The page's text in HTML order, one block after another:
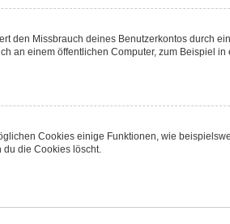
den Missbrauch deines Benutzerkontos durch
an einem öffentlichen Computer, zum Beispiel in
Cookies einige Funktionen, wie
du die Cookies löscht.